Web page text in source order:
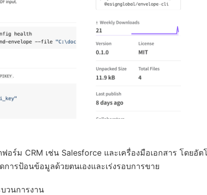
ร์ม CRM เช่น Salesforce และเครื่องมือเอกสาร โดยอั
ารป้อนข้อมูลด้วยตนเองและเร่งรอบการขาย
วนการงาน